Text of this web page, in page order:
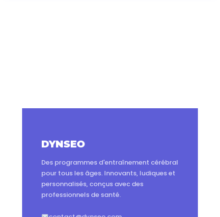
DYNSEO
Des programmes d'entraînement cérébral
pour tous les âges. Innovants, ludiques et
personnalisés, conçus avec des
professionnels de santé.